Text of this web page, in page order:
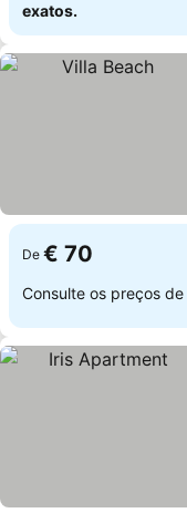
exatos.
De € 70
Consulte os preços de